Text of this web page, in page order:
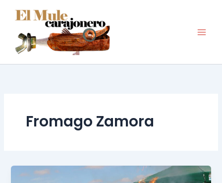
Fromago Zamora